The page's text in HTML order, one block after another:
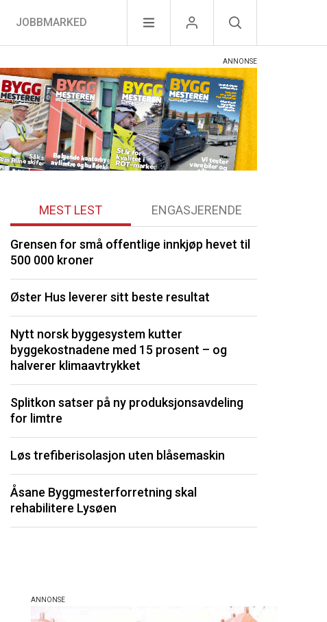
JOBBMARKED
MEST LEST ENGASJERENDE
Grensen for små offentlige innkjøp hevet til
500 000 kroner
Øster Hus leverer sitt beste resultat
Nytt norsk byggesystem kutter
byggekostnadene med 15 prosent – og
halverer klimaavtrykket
Splitkon satser på ny produksjonsavdeling
for limtre
Løs trefiberisolasjon uten blåsemaskin
Åsane Byggmesterforretning skal
rehabilitere Lysøen